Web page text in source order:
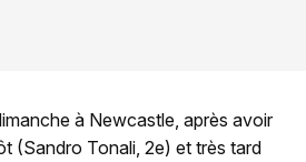
à Newcastle, après avoir
(Sandro Tonali, 2e) et très tard